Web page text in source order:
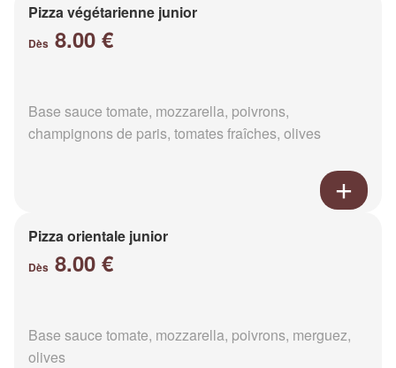
Pizza végétarienne junior
Dès 8.00 €
Base sauce tomate, mozzarella, poivrons,
champignons de paris, tomates fraîches, olives
Pizza orientale junior
Dès 8.00 €
Base sauce tomate, mozzarella, poivrons, merguez,
olives